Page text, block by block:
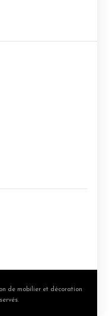
de mobilier et décoration